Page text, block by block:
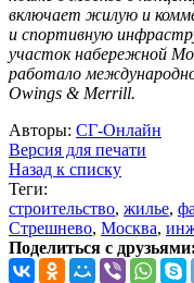
включает жилую и
и спортивную
участок набережной
работало
Owings & Merrill.
Авторы: СГ-Онлайн
Версия для печати
Назад к списку
Теги:
строительство, жилье,
Стрешнево, Москва,
Поделиться с друзьями: